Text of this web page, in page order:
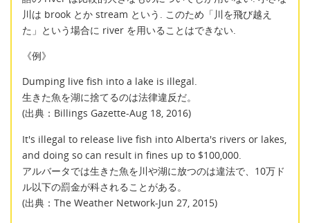
川は brook とか stream という. このため「川を飛び越え
た」という場合に river を用いることはできない.
《例》
Dumping live fish into a lake is illegal.
生きた魚を湖に捨てるのは法律違反だ。
(出典：Billings Gazette-Aug 18, 2016)
It's illegal to release live fish into Alberta's rivers or lakes,
and doing so can result in fines up to $100,000.
アルバータでは生きた魚を川や湖に放つのは違法で、10万ド
ル以下の罰金が科されることがある。
(出典：The Weather Network-Jun 27, 2015)